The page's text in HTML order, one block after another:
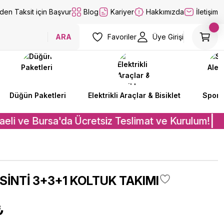
Taksit için Başvur Blog Kariyer Hakkımızda İletişim
ARA Favoriler Üye Girişi
Düğün Paketleri Elektrikli Araçlar & Bisiklet Spor
ve Bursa'da Ücretsiz Teslimat ve Kurulum!
3+3+1 KOLTUK TAKIMI